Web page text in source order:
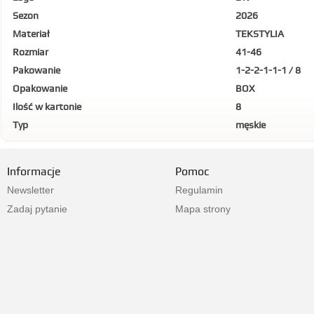
Sezon
2026
Materiał
TEKSTYLIA
Rozmiar
41-46
Pakowanie
1-2-2-1-1-1 / 8
Opakowanie
BOX
Ilość w kartonie
8
Typ
męskie
Informacje
Newsletter
Zadaj pytanie
Pomoc
Regulamin
Mapa strony